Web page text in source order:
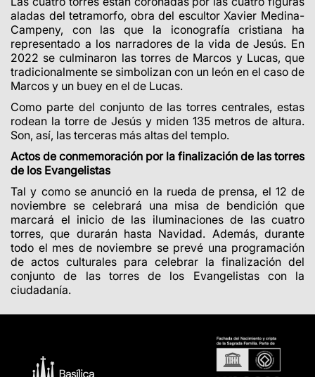
aladas del tetramorfo, obra del escultor Xavier Medina-
Campeny, con las que la iconografía cristiana ha
representado a los narradores de la vida de Jesús. En
2022 se culminaron las torres de Marcos y Lucas, que
tradicionalmente se simbolizan con un león en el caso de
Marcos y un buey en el de Lucas.
Como parte del conjunto de las torres centrales, estas
rodean la torre de Jesús y miden 135 metros de altura.
Son, así, las terceras más altas del templo.
Actos de conmemoración por la finalización de las torres
de los Evangelistas
Tal y como se anunció en la rueda de prensa, el 12 de
noviembre se celebrará una misa de bendición que
marcará el inicio de las iluminaciones de las cuatro
torres, que durarán hasta Navidad. Además, durante
todo el mes de noviembre se prevé una programación
de actos culturales para celebrar la finalización del
conjunto de las torres de los Evangelistas con la
ciudadanía.